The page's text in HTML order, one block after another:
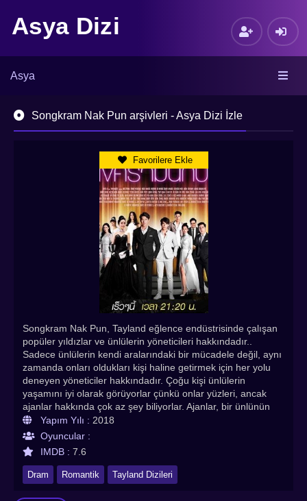
Asya Dizi
Asya
Songkram Nak Pun arşivleri - Asya Dizi İzle
Favorilere Ekle
Songkram Nak Pun, Tayland eğlence endüstrisinde çalışan
popüler yıldızlar ve ünlülerin yöneticileri hakkındadır..
Sadece ünlülerin kendi aralarındaki bir mücadele değil, aynı
zamanda onları oldukları kişi haline getirmek için her yolu
deneyen yöneticiler hakkındadır. Çoğu kişi ünlülerin
yaşamını iyi olarak görüyorlar çünkü onlar yüzleri, ancak
ajanlar hakkında çok az şey biliyorlar. Ajanlar, bir ünlünün
yaşamının her saniyesini bilen kişilerdir, sizi tehdit edebilir
veya kariyerinizi bitirebilirler. Her ünlü, ajansında popüler
olmak ister ve hemen hemen her ajans, ruhunu veya
müşterisini kâr için satar. Songkram Nak Pun Türkçe
altyazılı izle seçeneğiyle Asyadiziizle farkı ve kalitesiyle tüm
bölümleriyle sizlerle! Herkese keyifli seyirler dileriz.
Yapım Yılı : 2018
Oyuncular :
IMDB : 7.6
Dram Romantik Tayland Dizileri